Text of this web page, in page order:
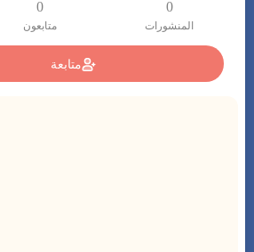
0
المنشورات
0
متابعون
متابعة